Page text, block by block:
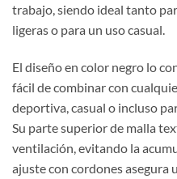
trabajo, siendo ideal tanto
ligeras o para un uso casual.
El diseño en color negro lo
fácil de combinar con
deportiva, casual o incluso
Su parte superior de malla
ventilación, evitando la
ajuste con cordones asegura